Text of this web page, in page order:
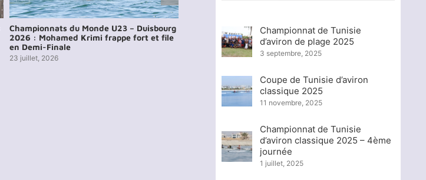
Championnats du Monde U23 – Duisbourg
2026 : Mohamed Krimi frappe fort et file
en Demi-Finale
23 juillet, 2026
Championnats du Monde d’Aviron U23 –
Duisbourg 2026 : Le bilan de la
participation tunisienne
29 juillet, 2026
Championnats
Championnat de Tunisie
d’aviron de plage 2025
3 septembre, 2025
Coupe de Tunisie d’aviron
classique 2025
11 novembre, 2025
Championnat de Tunisie
d’aviron classique 2025 – 4ème
journée
1 juillet, 2025